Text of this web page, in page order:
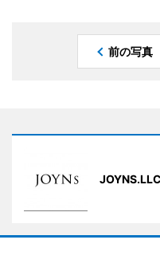
前の写真
JOYNS.LLC